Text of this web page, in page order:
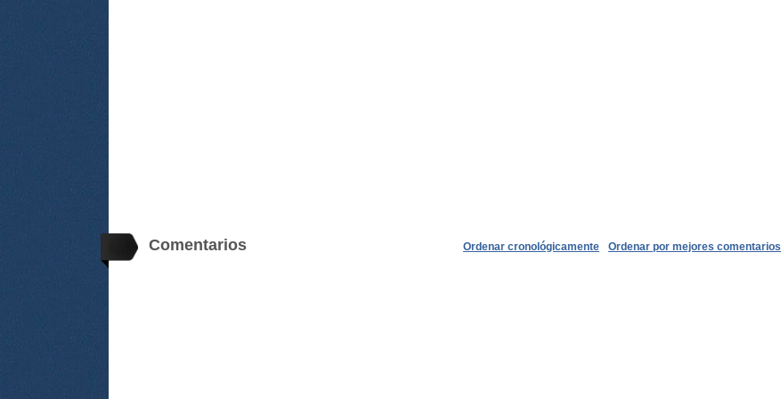
Comentarios Ordenar por mejores comentarios
Ordenar cronológicamente